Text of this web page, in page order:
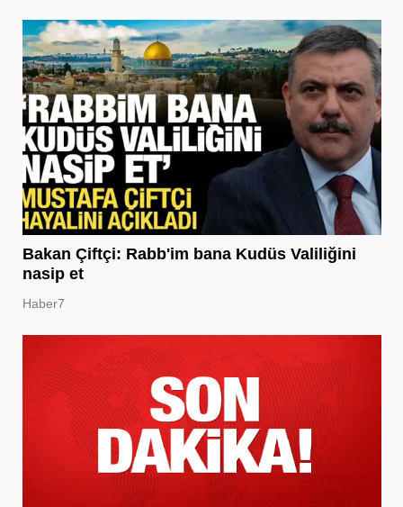
Bakan Çiftçi: Rabb'im bana Kudüs Valiliğini
nasip et
Haber7